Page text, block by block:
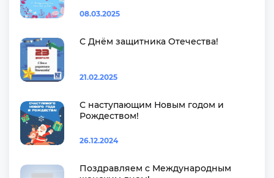
08.03.2025
С Днём защитника Отечества!
21.02.2025
С наступающим Новым годом и
Рождеством!
26.12.2024
Поздравляем с Международным